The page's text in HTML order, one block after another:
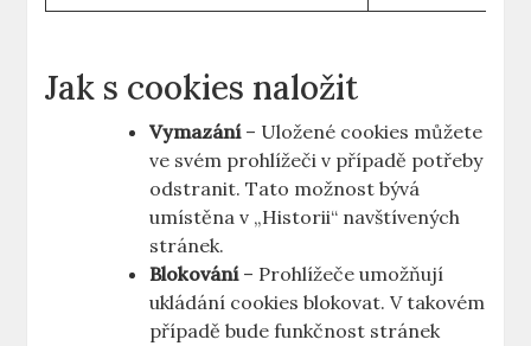
Jak s cookies naložit
Vymazání– Uložené cookies můžete
ve svém prohlížeči v případě potřeby
odstranit. Tato možnost bývá
umístěna v „Historii“ navštívených
stránek.
Blokování– Prohlížeče umožňují
ukládání cookies blokovat. V takovém
případě bude funkčnost stránek